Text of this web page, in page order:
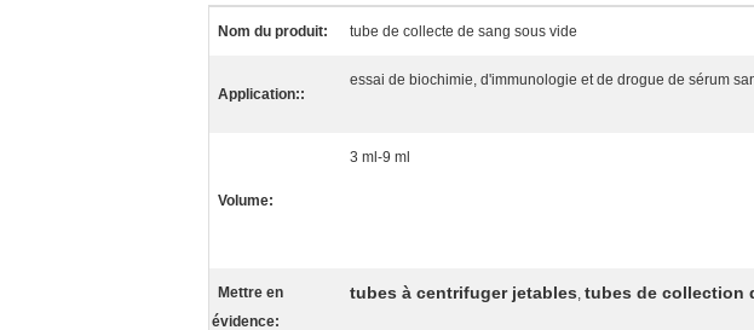
Nom du produit: tube de collecte de sang sous vide
Application::
essai de biochimie, d'immunologie et de drogue de sérum
Volume:
3 ml-9 ml
Mettre en
évidence:
tubes à centrifuger jetables, tubes de collection